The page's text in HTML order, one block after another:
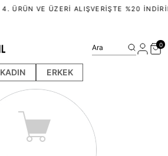
4. ÜRÜN VE ÜZERI ALIŞVERIŞTE %20
KADIN ERKEK
Ara 0